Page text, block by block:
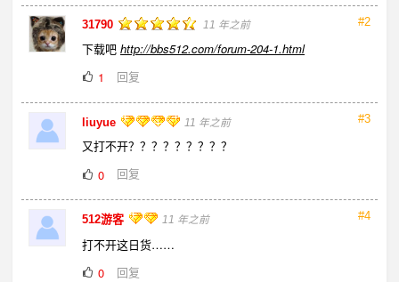
#2
31790 11 年之前
下载吧http://bbs512.com/forum-204-1.html
1
回复
#3
liuyue 11 年之前
又打不开？？？？？？？？？
0
回复
#4
512游客 11 年之前
打不开这日货……
0
回复